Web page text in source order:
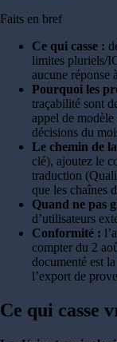
Faits en bref
Ce qui casse :
limites pluriels/
aucune réponse
Pourquoi les
traçabilité sont
appel de modèle
décisions du
Le chemin de
clé), ajoutez le
traduction
que les chaînes
Quand ne pas
d’utilisateurs
Conformité :
compter du 2
documenté est
l’export de
Ce qui casse